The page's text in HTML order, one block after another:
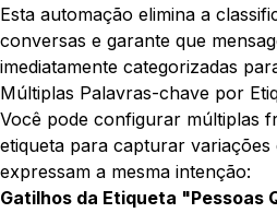
Esta automação elimina a
conversas e garante que
imediatamente categorizadas
Múltiplas Palavras-chave por
Você pode configurar múltiplas
etiqueta para capturar variações
expressam a mesma intenção:
Gatilhos da Etiqueta "Pessoas